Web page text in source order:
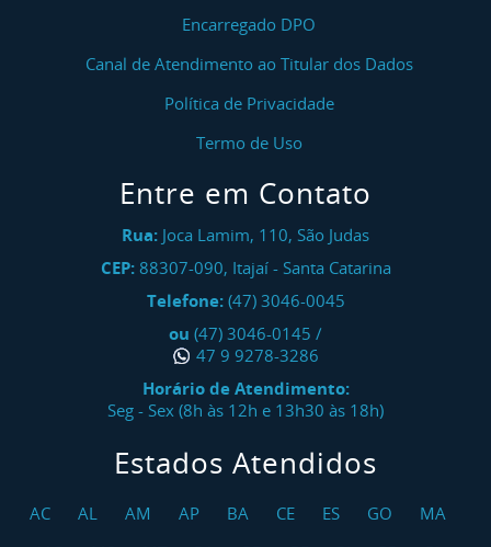
Encarregado DPO
Canal de Atendimento ao Titular dos Dados
Política de Privacidade
Termo de Uso
Entre em Contato
Rua: Joca Lamim, 110, São Judas
CEP: 88307-090, Itajaí- Santa Catarina
Telefone: (47) 3046-0045
ou (47) 3046-0145 /
47 9 9278-3286
Horário de Atendimento:
Seg - Sex (8h às 12h e 13h30 às 18h)
Estados Atendidos
AC AL AM AP BA CE ES GO
MA